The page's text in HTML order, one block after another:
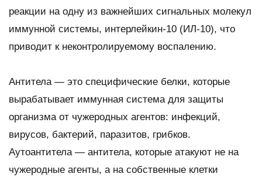
реакции на одну из важнейших сигнальных молекул
иммунной системы, интерлейкин-10 (ИЛ-10), что
приводит к неконтролируемому воспалению.
Антитела — это специфические белки, которые
вырабатывает иммунная система для защиты
организма от чужеродных агентов: инфекций,
вирусов, бактерий, паразитов, грибков.
Аутоантитела — антитела, которые атакуют не на
чужеродные агенты, а на собственные клетки